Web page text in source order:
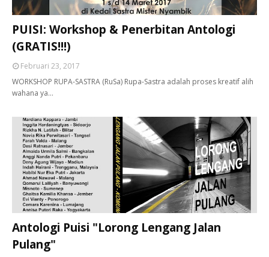
PUISI: Workshop & Penerbitan Antologi
(GRATIS!!!)
Februari 23, 2017
WORKSHOP RUPA-SASTRA (RuSa) Rupa-Sastra adalah proses kreatif alih
wahana ya…
Antologi Puisi "Lorong Lengang Jalan
Pulang"